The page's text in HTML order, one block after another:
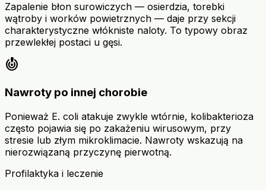
Zapalenie błon surowiczych — osierdzia, torebki
wątroby i worków powietrznych — daje przy sekcji
charakterystyczne włókniste naloty. To typowy obraz
przewlekłej postaci u gęsi.
crisis_alert
Nawroty po innej chorobie
Ponieważ E. coli atakuje zwykle wtórnie, kolibakterioza
często pojawia się po zakażeniu wirusowym, przy
stresie lub złym mikroklimacie. Nawroty wskazują na
nierozwiązaną przyczynę pierwotną.
Profilaktyka i leczenie